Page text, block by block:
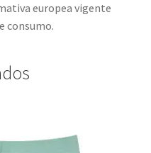
europea vigente
consumo.